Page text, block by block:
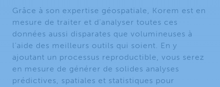
Grâce à son expertise géospatiale, Korem est en
mesure de traiter et d’analyser toutes ces
données aussi disparates que volumineuses à
l’aide des meilleurs outils qui soient. En y
ajoutant un processus reproductible, vous serez
en mesure de générer de solides analyses
prédictives, spatiales et statistiques pour